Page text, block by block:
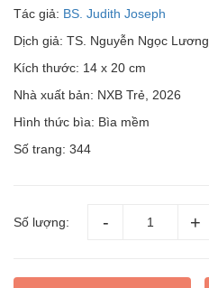
Tác giả: BS. Judith Joseph
Dịch giả: TS. Nguyễn Ngọc Lương
Kích thước: 14 x 20 cm
Nhà xuất bản: NXB Trẻ, 2026
Hình thức bìa: Bìa mềm
Số trang: 344
Số lượng: